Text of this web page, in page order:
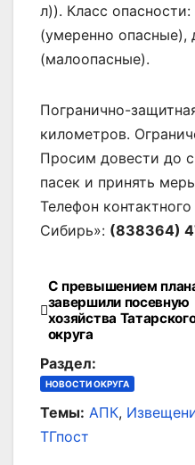
л)). Класс
(умеренно опасные),
(малоопасные).
Погранично-
километров.
Просим довести до
пасек и принять
Телефон
Сибирь»: (838364)
Навигация
по
записям
С превышением
завершили посевную
хозяйства
округа
Раздел:
НОВОСТИ ОКРУГА
Темы: АПК,
ТГпост